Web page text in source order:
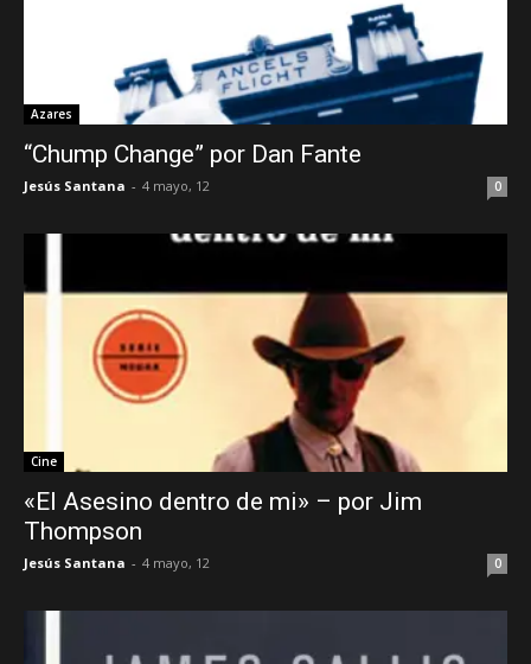
Azares
“Chump Change” por Dan Fante
Jesús Santana - 4 mayo, 12 0
Cine
«El Asesino dentro de mi» – por Jim
Thompson
Jesús Santana - 4 mayo, 12 0